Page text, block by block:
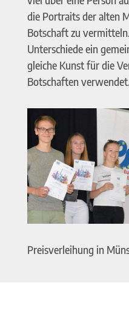
die Portraits der alten
Botschaft zu
Unterschiede ein
gleiche Kunst für die
Botschaften verwendet.
Preisverleihung in